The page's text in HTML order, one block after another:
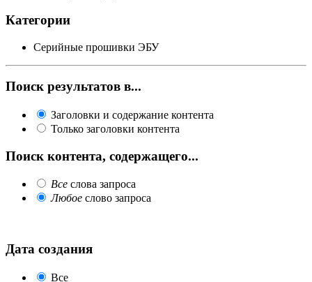
Категории
Серийные прошивки ЭБУ
Поиск результатов в...
Заголовки и содержание контента
Только заголовки контента
Поиск контента, содержащего...
Все слова запроса
Любое слово запроса
Дата создания
Все